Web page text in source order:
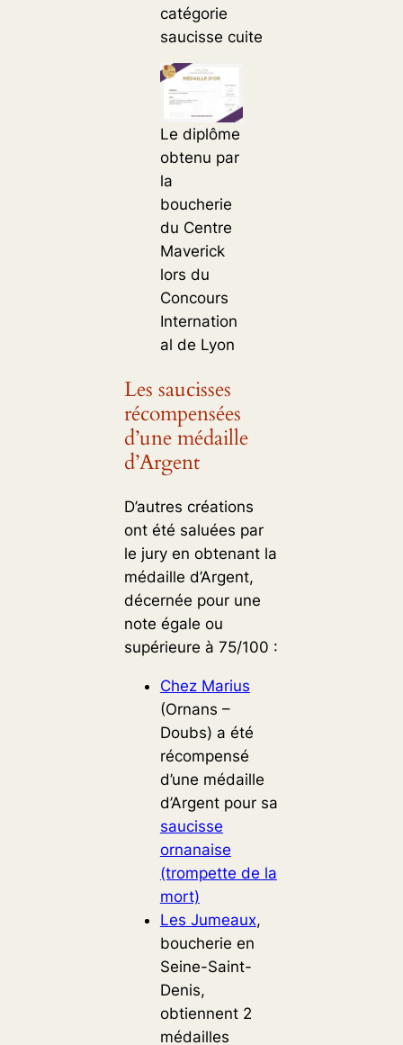
catégorie
saucisse cuite
Le diplôme
obtenu par
la
boucherie
du Centre
Maverick
lors du
Concours
Internation
al de Lyon
Les saucisses
récompensées
d’une médaille
d’Argent
D’autres créations
ont été saluées par
le jury en obtenant la
médaille d’Argent,
décernée pour une
note égale ou
supérieure à 75/100 :
Chez Marius
(Ornans –
Doubs) a été
récompensé
d’une médaille
d’Argent pour sa
saucisse
ornanaise
(trompette de la
mort)
Les Jumeaux,
boucherie en
Seine-Saint-
Denis,
obtiennent 2
médailles